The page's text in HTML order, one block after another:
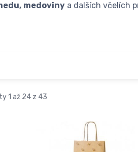
medovinya dalších včelích
1 až 24 z 43